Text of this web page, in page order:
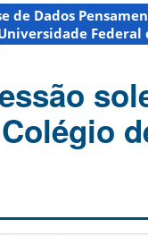
de Dados
Federal